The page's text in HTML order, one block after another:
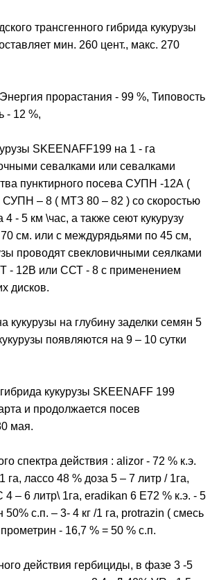
трансгенного гибрида кукурузы
мин. 260 цент., макс. 270
прорастания - 99 %, Типовость
- 12 %,
SKEENAFF199 на 1 - га
севалками или севалками
пунктирного посева CУПН -12А (
– 8 ( МТЗ 80 – 82 ) со скоростью
4 - 5 км \час, а также сеют кукурузу
см. или с междурядьями по 45 см,
проводят свекловичными сеялками
- 12В или ССТ - 8 с применением
дисков.
кукурузы на глубину заделки семян 5
появляются на 9 – 10 сутки
кукурузы SKEENAFF 199
и продолжается посев
мая.
спектра действия : alizor - 72 % к.э.
га, лассо 48 % доза 5 – 7 литр / 1га,
4 – 6 литр\ 1га, eradikan 6 E72 % к.э. - 5
50% с.п. – 3- 4 кг /1 га, protrazin ( смесь
- 16,7 % = 50 % с.п.
действия гербициды, в фазе 3 -5